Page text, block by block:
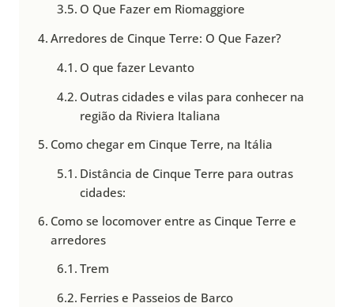
O Que Fazer em Riomaggiore
Arredores de Cinque Terre: O Que Fazer?
O que fazer Levanto
Outras cidades e vilas para conhecer na
região da Riviera Italiana
Como chegar em Cinque Terre, na Itália
Distância de Cinque Terre para outras
cidades:
Como se locomover entre as Cinque Terre e
arredores
Trem
Ferries e Passeios de Barco